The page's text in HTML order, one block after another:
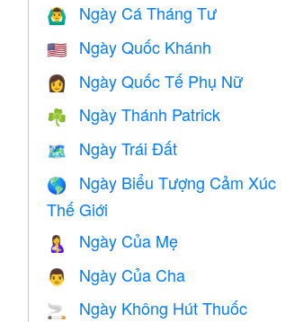
🙆‍♂️ Ngày Cá Tháng Tư
🇺🇸 Ngày Quốc Khánh
👩 Ngày Quốc Tế Phụ Nữ
☘️ Ngày Thánh Patrick
🗺️ Ngày Trái Đất
🌎
Ngày Biểu Tượng Cảm Xúc
Thế Giới
🤱 Ngày Của Mẹ
👨 Ngày Của Cha
🚬 Ngày Không Hút Thuốc